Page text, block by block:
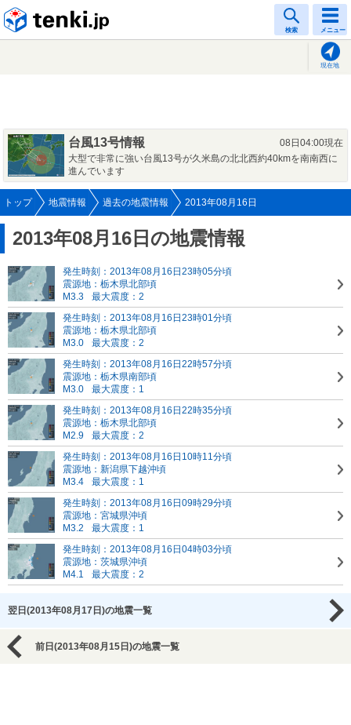
検索 メニュー
現在地
台風13号情報
08日04:00現在
大型で非常に強い台風13号が久米島の北北西約40kmを南南西に
進んでいます
トップ 地震情報 過去の地震情報 2013年08月16日
2013年08月16日の地震情報
発生時刻：2013年08月16日23時05分頃
震源地：栃木県北部頃
M3.3
最大震度：2
発生時刻：2013年08月16日23時01分頃
震源地：栃木県北部頃
M3.0
最大震度：2
発生時刻：2013年08月16日22時57分頃
震源地：栃木県南部頃
M3.0
最大震度：1
発生時刻：2013年08月16日22時35分頃
震源地：栃木県北部頃
M2.9
最大震度：2
発生時刻：2013年08月16日10時11分頃
震源地：新潟県下越沖頃
M3.4
最大震度：1
発生時刻：2013年08月16日09時29分頃
震源地：宮城県沖頃
M3.2
最大震度：1
発生時刻：2013年08月16日04時03分頃
震源地：茨城県沖頃
M4.1
最大震度：2
翌日(2013年08月17日)の地震一覧
前日(2013年08月15日)の地震一覧